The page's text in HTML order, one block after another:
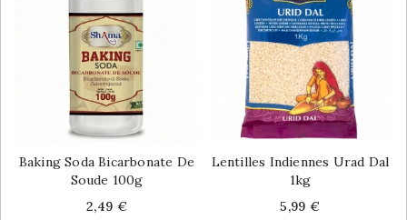
Baking Soda Bicarbonate De
Soude 100g
Price
2,49 €
Lentilles Indiennes Urad Dal
1kg
Price
5,99 €